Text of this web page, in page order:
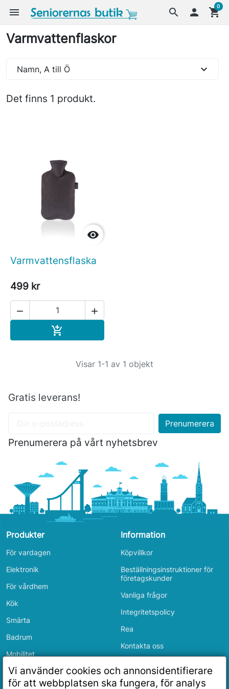
search
menu  shopping_cart
0
Varmvattenflaskor
Det finns 1 produkt.
Namn, A till Ö expand_more

Varmvattensflaska
499 kr
 

Visar 1-1 av 1 objekt
Gratis leverans!
Prenumerera på vårt nyhetsbrev
Produkter
För vardagen
Elektronik
För vårdhem
Kök
Smärta
Badrum
Mobilitet
Sovrum
Information
Köpvillkor
Beställningsinstruktioner för
företagskunder
Vanliga frågor
Integritetspolicy
Rea
Kontakta oss
Vi använder cookies och annonsidentifierare
för att webbplatsen ska fungera, för analys